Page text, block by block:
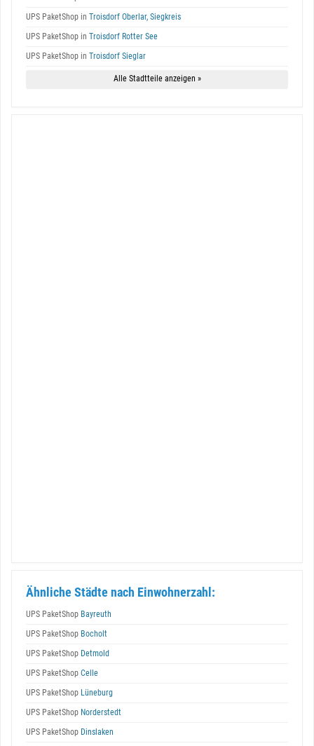
UPS PaketShop in Troisdorf Oberlar, Siegkreis
UPS PaketShop in Troisdorf Rotter See
UPS PaketShop in Troisdorf Sieglar
Alle Stadtteile anzeigen »
Ähnliche Städte nach Einwohnerzahl:
UPS PaketShop Bayreuth
UPS PaketShop Bocholt
UPS PaketShop Detmold
UPS PaketShop Celle
UPS PaketShop Lüneburg
UPS PaketShop Norderstedt
UPS PaketShop Dinslaken